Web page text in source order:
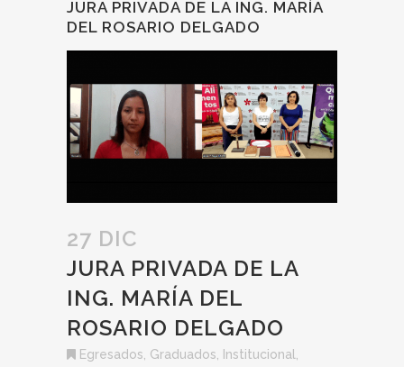
JURA PRIVADA DE LA ING. MARÍA
DEL ROSARIO DELGADO
27 DIC
JURA PRIVADA DE LA
ING. MARÍA DEL
ROSARIO DELGADO
Egresados Graduados Institucional